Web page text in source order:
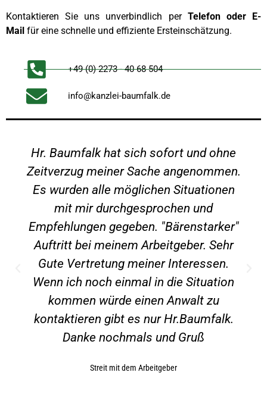
Kontaktieren Sie uns unverbindlich per Telefon oder E-
Mail für eine schnelle und effiziente Ersteinschätzung.
+49 (0) 2273 - 40 68 504
info@kanzlei-baumfalk.de
Hr. Baumfalk hat sich sofort und ohne
Zeitverzug meiner Sache angenommen.
Es wurden alle möglichen Situationen
mit mir durchgesprochen und
Empfehlungen gegeben. "Bärenstarker"
Auftritt bei meinem Arbeitgeber. Sehr
Gute Vertretung meiner Interessen.
Wenn ich noch einmal in die Situation
kommen würde einen Anwalt zu
kontaktieren gibt es nur Hr.Baumfalk.
Danke nochmals und Gruß
Streit mit dem Arbeitgeber